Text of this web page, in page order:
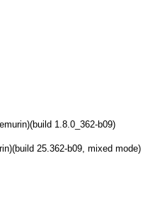
1.8.0_362-b09)
25.362-b09, mixed mode)